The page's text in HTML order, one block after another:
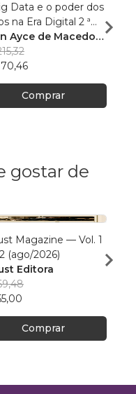
Data e o poder dos
na Era Digital 2 ª
Ayce de Macedo
Comprar
gostar de
Magazine — Vol. 1
(ago/2026)
Editora
Comprar